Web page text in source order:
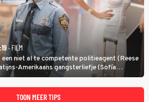
· FILM
niet al te competente politieagent (Reese
Amerikaans gangsterliefje (Sofía
tegen corrupte agenten en moordlustige
TOON MEER TIPS